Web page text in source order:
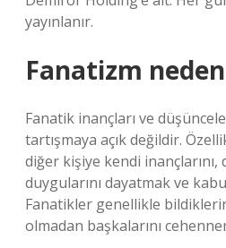
yayınlanır.
Fanatizm
Fanatik inançları ve
tartışmaya açık değildir.
diğer kişiye kendi
duygularını dayatmak ve
Fanatikler genellikle
olmadan başkalarını